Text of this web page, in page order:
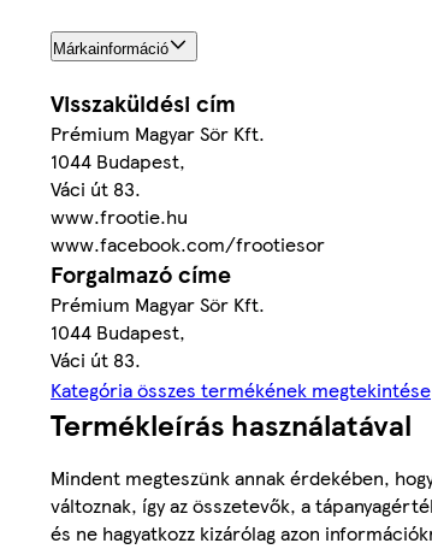
Márkainformáció
Visszaküldési cím
Prémium Magyar Sör Kft.
1044 Budapest,
Váci út 83.
www.frootie.hu
www.facebook.com/frootiesor
Forgalmazó címe
Prémium Magyar Sör Kft.
1044 Budapest,
Váci út 83.
Kategória összes termékének megtekintése
Termékleírás használatával
Mindent megteszünk annak érdekében,
változnak, így az összetevők, a
és ne hagyatkozz kizárólag azon